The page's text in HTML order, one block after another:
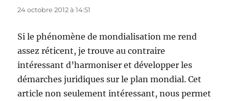
24 octobre 2012 à 14:51
Si le phénomène de mondialisation me rend
assez réticent, je trouve au contraire
intéressant d’harmoniser et développer les
démarches juridiques sur le plan mondial. Cet
article non seulement intéressant, nous permet